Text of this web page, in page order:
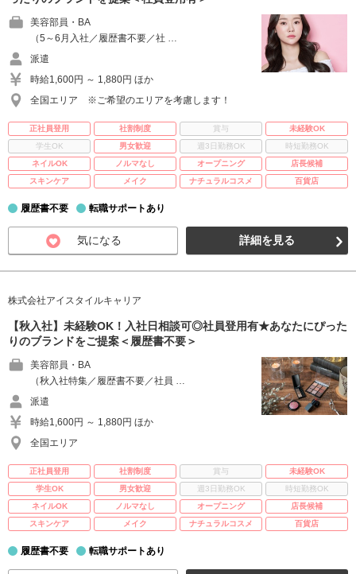
美容部員・BA
（5～6月入社／履歴書不要／社 …
派遣
時給1,600円 ～ 1,880円 ほか
全国エリア ※ご希望のエリアを考慮します！
正社員登用 社割制度 賞与
未経験OK
学生OK
男女歓迎 週3日勤務OK
時短勤務OK
ネイルOK
ノルマなし オープニング
店長候補
スキンケア
メイク ナチュラルコスメ 百貨店
履歴書不要 転職サポートあり
気になる 詳細を見る
株式会社アイスタイルキャリア
【秋入社】未経験OK！入社日相談可◎社員登用有★あなたにぴった
りのブランドをご提案＜履歴書不要＞
美容部員・BA
（秋入社特集／履歴書不要／社員 …
派遣
時給1,600円 ～ 1,880円 ほか
全国エリア
正社員登用 社割制度 賞与
未経験OK
学生OK
男女歓迎 週3日勤務OK
時短勤務OK
ネイルOK
ノルマなし オープニング
店長候補
スキンケア
メイク ナチュラルコスメ 百貨店
履歴書不要 転職サポートあり